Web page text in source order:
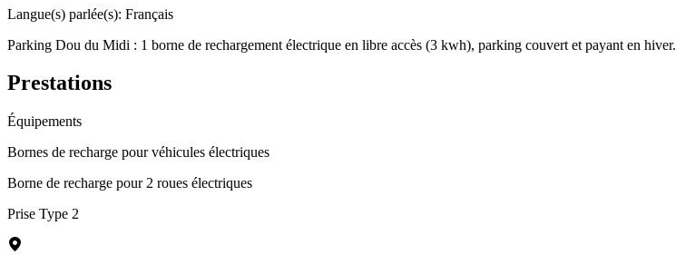
Langue(s) parlée(s): Français
Parking Dou du Midi : 1 borne de rechargement électrique en libre accès (3 kwh), parking couvert et payant en hiver.
Prestations
Équipements
Bornes de recharge pour véhicules électriques
Borne de recharge pour 2 roues électriques
Prise Type 2